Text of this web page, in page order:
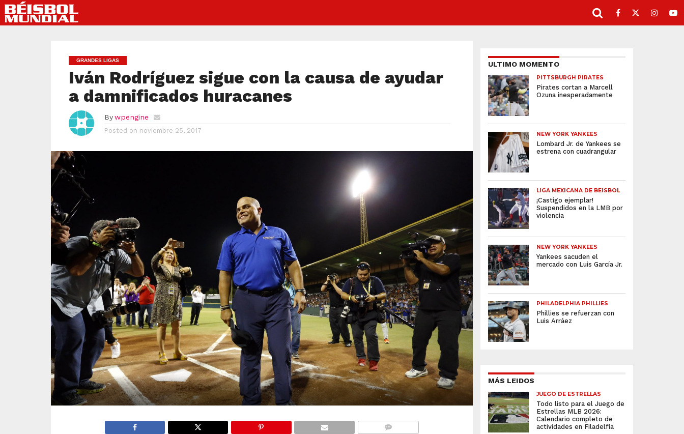
GRANDES LIGAS
Iván Rodríguez sigue con la causa de ayudar
a damnificados huracanes
By wpengine
Posted on noviembre 25, 2017
ULTIMO MOMENTO
PITTSBURGH PIRATES
Pirates cortan a Marcell
Ozuna inesperadamente
NEW YORK YANKEES
Lombard Jr. de Yankees se
estrena con cuadrangular
LIGA MEXICANA DE BEISBOL
¡Castigo ejemplar!
Suspendidos en la LMB por
violencia
NEW YORK YANKEES
Yankees sacuden el
mercado con Luis García Jr.
PHILADELPHIA PHILLIES
Phillies se refuerzan con
Luis Arráez
MÁS LEIDOS
JUEGO DE ESTRELLAS
Todo listo para el Juego de
Estrellas MLB 2026:
Calendario completo de
actividades en Filadelfia